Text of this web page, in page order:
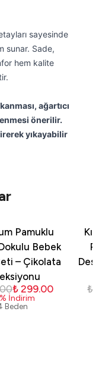
sayesinde
sunar. Sade,
hem kalite
ağartıcı
önerilir.
yıkayabilir
Pamuklu
Bebek
– Çikolata
₺ 299.00
% İndirim
Beden
₺